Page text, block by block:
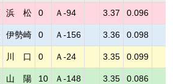
浜 松 0 Ａ-94 3.37 0.096
伊勢崎 0 Ａ-156 3.36 0.098
川 口 0 Ａ-24 3.35 0.099
山 陽 10 Ａ-148 3.35 0.086